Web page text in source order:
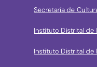
Secretaría de
Instituto Distrital de
Instituto Distrital de